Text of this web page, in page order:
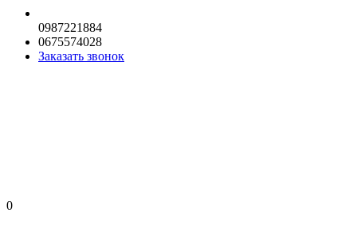
0987221884
0675574028
Заказать звонок
0